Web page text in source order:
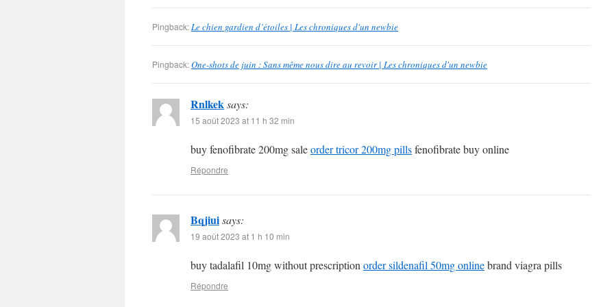
Pingback:Le chien gardien d’étoiles | Les chroniques d'un newbie
Pingback:One-shots de juin : Sans même nous dire au revoir | Les chroniques d'un newbie
Rnlkeksays:
15 août 2023 at 11 h 32 min
buy fenofibrate 200mg saleorder tricor 200mg pillsfenofibrate buy online
Répondre
Bqjiuisays:
19 août 2023 at 1 h 10 min
buy tadalafil 10mg without prescription order sildenafil 50mg onlinebrand viagra pills
Répondre